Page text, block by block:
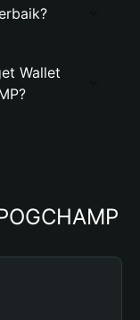
Wallet